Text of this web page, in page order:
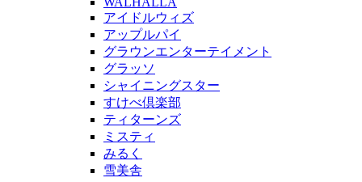
アイドルウィズ
アップルパイ
グラウンエンターテイメント
グラッソ
シャイニングスター
すけべ倶楽部
ティターンズ
ミスティ
みるく
雪美舎